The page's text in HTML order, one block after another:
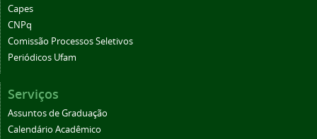
Capes
CNPq
Comissão Processos Seletivos
Periódicos Ufam
Serviços
Assuntos de Graduação
Calendário Acadêmico